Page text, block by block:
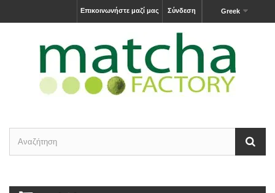
Greek
Σύνδεση
Επικοινωνήστε μαζί μας